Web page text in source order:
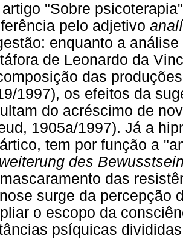
artigo "Sobre
pelo adjetivo
enquanto a
de Leonardo da
das
1997), os efeitos da
do acréscimo de
1905a/1997). Já a
tem por função a
des
das
surge da percepção
o escopo da
psíquicas